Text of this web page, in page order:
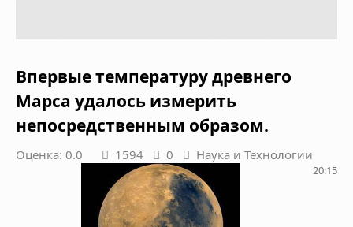
Впервые температуру древнего
Марса удалось измерить
непосредственным образом.
Оценка: 0.0 1594 0 Наука и Технологии
20:15